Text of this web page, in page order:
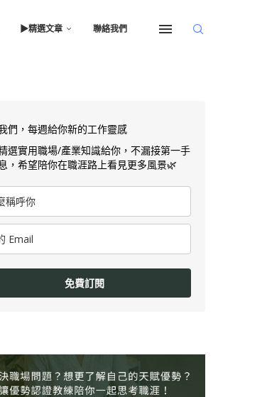
▶︎精選文章 聯絡我們
們，每週給你新的工作靈感
選實用職場/產業知識給你，不漏接第一手
，希望陪你在職涯路上看見更多風景🌿
免費訂閱